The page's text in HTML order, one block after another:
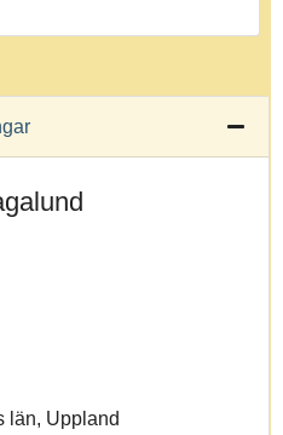
län, Uppland